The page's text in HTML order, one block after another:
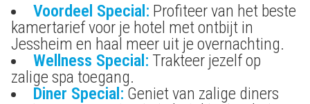
Voordeel Special: Profiteer van het beste
kamertarief voor je hotel met ontbijt in
Jessheim en haal meer uit je overnachting.
Wellness Special: Trakteer jezelf op
zalige spa toegang.
Diner Special: Geniet van zalige diners